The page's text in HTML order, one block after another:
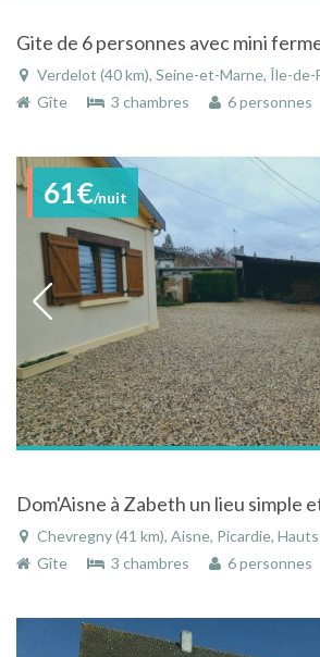
Gite de 6 personnes avec mini
Verdelot (40 km), Seine-et-Marne, Île-de-
Gîte
3 chambres 6 personnes
61€/nuit
Dom'Aisne à Zabeth un lieu simple
Chevregny (41 km), Aisne, Picardie,
Gîte
3 chambres 6 personnes